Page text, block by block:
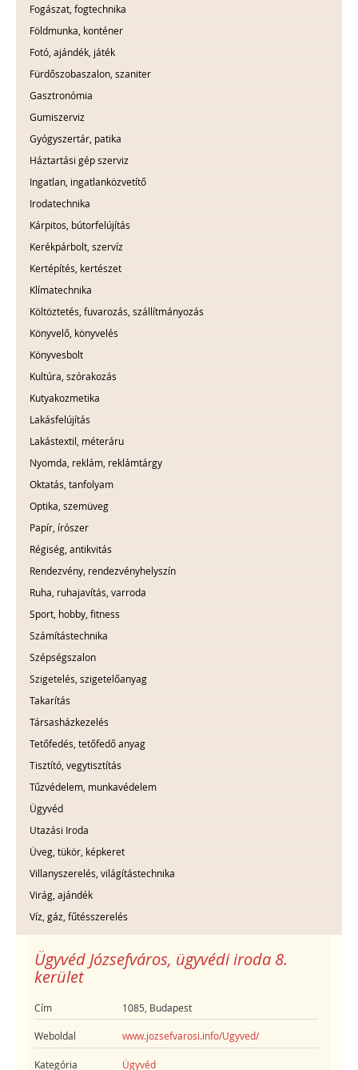
Fogászat, fogtechnika
Földmunka, konténer
Fotó, ajándék, játék
Fürdőszobaszalon, szaniter
Gasztronómia
Gumiszerviz
Gyógyszertár, patika
Háztartási gép szerviz
Ingatlan, ingatlanközvetítő
Irodatechnika
Kárpitos, bútorfelújítás
Kerékpárbolt, szervíz
Kertépítés, kertészet
Klímatechnika
Költöztetés, fuvarozás, szállítmányozás
Könyvelő, könyvelés
Könyvesbolt
Kultúra, szórakozás
Kutyakozmetika
Lakásfelújítás
Lakástextil, méteráru
Nyomda, reklám, reklámtárgy
Oktatás, tanfolyam
Optika, szemüveg
Papír, írószer
Régiség, antikvitás
Rendezvény, rendezvényhelyszín
Ruha, ruhajavítás, varroda
Sport, hobby, fitness
Számítástechnika
Szépségszalon
Szigetelés, szigetelőanyag
Takarítás
Társasházkezelés
Tetőfedés, tetőfedő anyag
Tisztító, vegytisztítás
Tűzvédelem, munkavédelem
Ügyvéd
Utazási Iroda
Üveg, tükör, képkeret
Villanyszerelés, világítástechnika
Virág, ajándék
Víz, gáz, fűtésszerelés
Ügyvéd Józsefváros, ügyvédi iroda 8.
kerület
Cím 1085, Budapest
Weboldal www.jozsefvarosi.info/Ugyved/
Kategória Ügyvéd